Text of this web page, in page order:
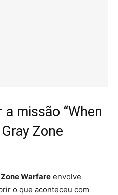
missão “When
Zone
Warfare envolve
o que aconteceu com